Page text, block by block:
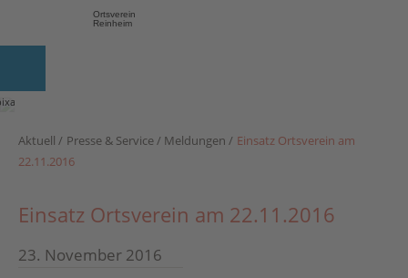
Ortsverein
Reinheim
Aktuell Presse & Service Meldungen
Einsatz Ortsverein am
22.11.2016
Einsatz Ortsverein am 22.11.2016
23. November 2016